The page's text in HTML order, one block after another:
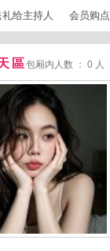
礼给主持人 会员购点
區包厢内人数 ： 0 人